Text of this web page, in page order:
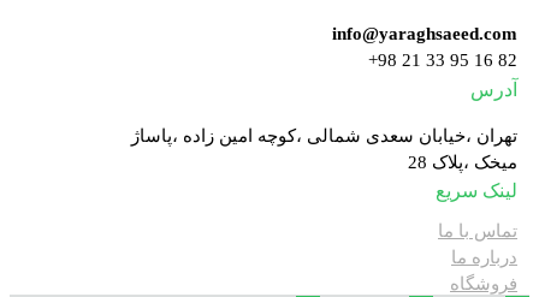
info@yaraghsaeed.com
82 16 95 33 21 98+
آدرس
تهران ،خیابان سعدی شمالی ،کوچه امین زاده ،پاساژ
میخک ،پلاک 28
لینک سریع
تماس با ما
درباره ما
فروشگاه